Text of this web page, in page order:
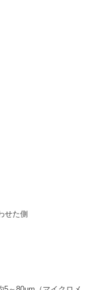
せた側